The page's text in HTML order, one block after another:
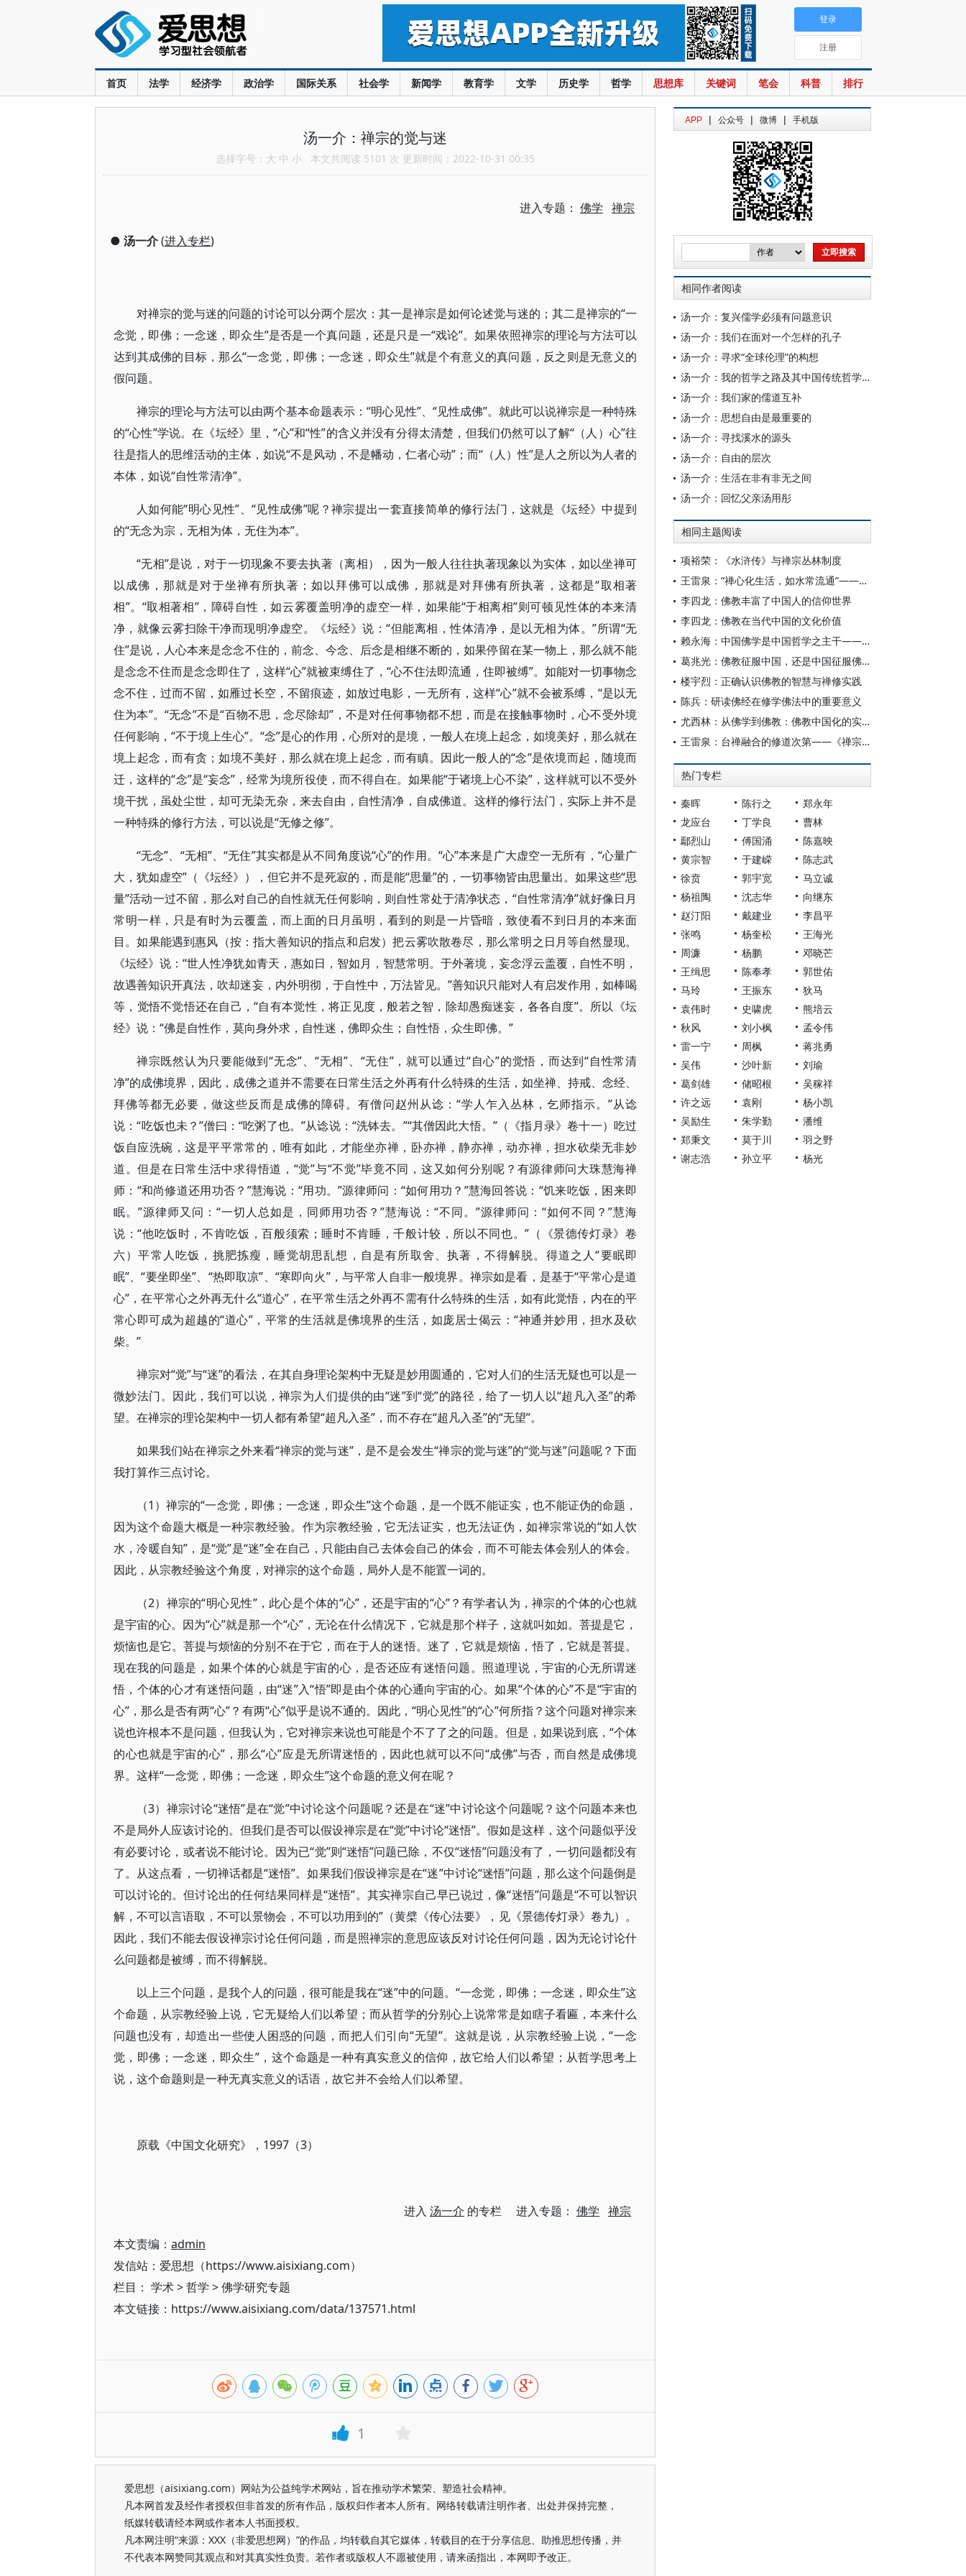
首页 法学 经济学 政治学 国际关系 社会学 新闻学 教育学 文学 历史学 哲学 思想库 关键词 笔会 科普 排行
登录
注册
汤一介：禅宗的觉与迷
选择字号： 大 中 小 本文共阅读 5101 次 更新时间：2022-10-31 00:35
进入专题： 佛学 禅宗
● 汤一介(进入专栏)
对禅宗的觉与迷的问题的讨论可以分两个层次：其一是禅宗是如何论述觉与迷的；其二是禅宗的“一
念觉，即佛；一念迷，即众生”是否是一个真问题，还是只是一“戏论”。如果依照禅宗的理论与方法可以
达到其成佛的目标，那么“一念觉，即佛；一念迷，即众生”就是个有意义的真问题，反之则是无意义的
假问题。
禅宗的理论与方法可以由两个基本命题表示：“明心见性”、“见性成佛”。就此可以说禅宗是一种特殊
的“心性”学说。在《坛经》里，“心”和“性”的含义并没有分得太清楚，但我们仍然可以了解“（人）心”往
往是指人的思维活动的主体，如说“不是风动，不是幡动，仁者心动”；而“（人）性”是人之所以为人者的
本体，如说“自性常清净”。
人如何能“明心见性”、“见性成佛”呢？禅宗提出一套直接简单的修行法门，这就是《坛经》中提到
的“无念为宗，无相为体，无住为本”。
“无相”是说，对于一切现象不要去执著（离相），因为一般人往往执著现象以为实体，如以坐禅可
以成佛，那就是对于坐禅有所执著；如以拜佛可以成佛，那就是对拜佛有所执著，这都是“取相著
相”。“取相著相”，障碍自性，如云雾覆盖明净的虚空一样，如果能“于相离相”则可顿见性体的本来清
净，就像云雾扫除干净而现明净虚空。《坛经》说：“但能离相，性体清净，是以无相为体。”所谓“无
住”是说，人心本来是念念不住的，前念、今念、后念是相继不断的，如果停留在某一物上，那么就不能
是念念不住而是念念即住了，这样“心”就被束缚住了，“心不住法即流通，住即被缚”。如能对一切事物念
念不住，过而不留，如雁过长空，不留痕迹，如放过电影，一无所有，这样“心”就不会被系缚，“是以无
住为本”。“无念”不是“百物不思，念尽除却”，不是对任何事物都不想，而是在接触事物时，心不受外境
任何影响，“不于境上生心”。“念”是心的作用，心所对的是境，一般人在境上起念，如境美好，那么就在
境上起念，而有贪；如境不美好，那么就在境上起念，而有瞋。因此一般人的“念”是依境而起，随境而
迁，这样的“念”是“妄念”，经常为境所役使，而不得自在。如果能“于诸境上心不染”，这样就可以不受外
境干扰，虽处尘世，却可无染无杂，来去自由，自性清净，自成佛道。这样的修行法门，实际上并不是
一种特殊的修行方法，可以说是“无修之修”。
“无念”、“无相”、“无住”其实都是从不同角度说“心”的作用。“心”本来是广大虚空一无所有，“心量广
大，犹如虚空”（《坛经》），但它并不是死寂的，而是能“思量”的，一切事物皆由思量出。如果这些“思
量”活动一过不留，那么对自己的自性就无任何影响，则自性常处于清净状态，“自性常清净”就好像日月
常明一样，只是有时为云覆盖，而上面的日月虽明，看到的则是一片昏暗，致使看不到日月的本来面
目。如果能遇到惠风（按：指大善知识的指点和启发）把云雾吹散卷尽，那么常明之日月等自然显现。
《坛经》说：“世人性净犹如青天，惠如日，智如月，智慧常明。于外著境，妄念浮云盖覆，自性不明，
故遇善知识开真法，吹却迷妄，内外明彻，于自性中，万法皆见。”善知识只能对人有启发作用，如棒喝
等，觉悟不觉悟还在自己，“自有本觉性，将正见度，般若之智，除却愚痴迷妄，各各自度”。所以《坛
经》说：“佛是自性作，莫向身外求，自性迷，佛即众生；自性悟，众生即佛。”
禅宗既然认为只要能做到“无念”、“无相”、“无住”，就可以通过“自心”的觉悟，而达到“自性常清
净”的成佛境界，因此，成佛之道并不需要在日常生活之外再有什么特殊的生活，如坐禅、持戒、念经、
拜佛等都无必要，做这些反而是成佛的障碍。有僧问赵州从谂：“学人乍入丛林，乞师指示。”从谂
说：“吃饭也未？”僧曰：“吃粥了也。”从谂说：“洗钵去。”“其僧因此大悟。”（《指月录》卷十一）吃过
饭自应洗碗，这是平平常常的，唯有如此，才能坐亦禅，卧亦禅，静亦禅，动亦禅，担水砍柴无非妙
道。但是在日常生活中求得悟道，“觉”与“不觉”毕竟不同，这又如何分别呢？有源律师问大珠慧海禅
师：“和尚修道还用功否？”慧海说：“用功。”源律师问：“如何用功？”慧海回答说：“饥来吃饭，困来即
眠。”源律师又问：“一切人总如是，同师用功否？”慧海说：“不同。”源律师问：“如何不同？”慧海
说：“他吃饭时，不肯吃饭，百般须索；睡时不肯睡，千般计较，所以不同也。”（《景德传灯录》卷
六）平常人吃饭，挑肥拣瘦，睡觉胡思乱想，自是有所取舍、执著，不得解脱。得道之人“要眠即
眠”、“要坐即坐”、“热即取凉”、“寒即向火”，与平常人自非一般境界。禅宗如是看，是基于“平常心是道
心”，在平常心之外再无什么“道心”，在平常生活之外再不需有什么特殊的生活，如有此觉悟，内在的平
常心即可成为超越的“道心”，平常的生活就是佛境界的生活，如庞居士偈云：“神通并妙用，担水及砍
柴。”
禅宗对“觉”与“迷”的看法，在其自身理论架构中无疑是妙用圆通的，它对人们的生活无疑也可以是一
微妙法门。因此，我们可以说，禅宗为人们提供的由“迷”到“觉”的路径，给了一切人以“超凡入圣”的希
望。在禅宗的理论架构中一切人都有希望“超凡入圣”，而不存在“超凡入圣”的“无望”。
如果我们站在禅宗之外来看“禅宗的觉与迷”，是不是会发生“禅宗的觉与迷”的“觉与迷”问题呢？下面
我打算作三点讨论。
（1）禅宗的“一念觉，即佛；一念迷，即众生”这个命题，是一个既不能证实，也不能证伪的命题，
因为这个命题大概是一种宗教经验。作为宗教经验，它无法证实，也无法证伪，如禅宗常说的“如人饮
水，冷暖自知”，是“觉”是“迷”全在自己，只能由自己去体会自己的体会，而不可能去体会别人的体会。
因此，从宗教经验这个角度，对禅宗的这个命题，局外人是不能置一词的。
（2）禅宗的“明心见性”，此心是个体的“心”，还是宇宙的“心”？有学者认为，禅宗的个体的心也就
是宇宙的心。因为“心”就是那一个“心”，无论在什么情况下，它就是那个样子，这就叫如如。菩提是它，
烦恼也是它。菩提与烦恼的分别不在于它，而在于人的迷悟。迷了，它就是烦恼，悟了，它就是菩提。
现在我的问题是，如果个体的心就是宇宙的心，是否还应有迷悟问题。照道理说，宇宙的心无所谓迷
悟，个体的心才有迷悟问题，由“迷”入“悟”即是由个体的心通向宇宙的心。如果“个体的心”不是“宇宙的
心”，那么是否有两“心”？有两“心”似乎是说不通的。因此，“明心见性”的“心”何所指？这个问题对禅宗来
说也许根本不是问题，但我认为，它对禅宗来说也可能是个不了了之的问题。但是，如果说到底，“个体
的心也就是宇宙的心”，那么“心”应是无所谓迷悟的，因此也就可以不问“成佛”与否，而自然是成佛境
界。这样“一念觉，即佛；一念迷，即众生”这个命题的意义何在呢？
（3）禅宗讨论“迷悟”是在“觉”中讨论这个问题呢？还是在“迷”中讨论这个问题呢？这个问题本来也
不是局外人应该讨论的。但我们是否可以假设禅宗是在“觉”中讨论“迷悟”。假如是这样，这个问题似乎没
有必要讨论，或者说不能讨论。因为已“觉”则“迷悟”问题已除，不仅“迷悟”问题没有了，一切问题都没有
了。从这点看，一切禅话都是“迷悟”。如果我们假设禅宗是在“迷”中讨论“迷悟”问题，那么这个问题倒是
可以讨论的。但讨论出的任何结果同样是“迷悟”。其实禅宗自己早已说过，像“迷悟”问题是“不可以智识
解，不可以言语取，不可以景物会，不可以功用到的”（黄檗《传心法要》，见《景德传灯录》卷九）。
因此，我们不能去假设禅宗讨论任何问题，而是照禅宗的意思应该反对讨论任何问题，因为无论讨论什
么问题都是被缚，而不得解脱。
以上三个问题，是我个人的问题，很可能是我在“迷”中的问题。“一念觉，即佛；一念迷，即众生”这
个命题，从宗教经验上说，它无疑给人们以希望；而从哲学的分别心上说常常是如瞎子看匾，本来什么
问题也没有，却造出一些使人困惑的问题，而把人们引向“无望”。这就是说，从宗教经验上说，“一念
觉，即佛；一念迷，即众生”，这个命题是一种有真实意义的信仰，故它给人们以希望；从哲学思考上
说，这个命题则是一种无真实意义的话语，故它并不会给人们以希望。
原载《中国文化研究》，1997（3）
进入 汤一介 的专栏 进入专题： 佛学 禅宗
本文责编： admin
发信站：爱思想（https://www.aisixiang.com）
栏目： 学术>哲学 >佛学研究专题
本文链接：https://www.aisixiang.com/data/137571.html
1
爱思想（aisixiang.com）网站为公益纯学术网站，旨在推动学术繁荣、塑造社会精神。
凡本网首发及经作者授权但非首发的所有作品，版权归作者本人所有。网络转载请注明作者、出处并保持完整，
纸媒转载请经本网或作者本人书面授权。
凡本网注明“来源：XXX（非爱思想网）”的作品，均转载自其它媒体，转载目的在于分享信息、助推思想传播，并
不代表本网赞同其观点和对其真实性负责。若作者或版权人不愿被使用，请来函指出，本网即予改正。
APP | 公众号 | 微博 | 手机版
相同作者阅读
汤一介：复兴儒学必须有问题意识
汤一介：我们在面对一个怎样的孔子
汤一介：寻求“全球伦理”的构想
汤一介：我的哲学之路及其中国传统哲学中的问题
汤一介：我们家的儒道互补
汤一介：思想自由是最重要的
汤一介：寻找溪水的源头
汤一介：自由的层次
汤一介：生活在非有非无之间
汤一介：回忆父亲汤用彤
相同主题阅读
项裕荣：《水浒传》与禅宗丛林制度
王雷泉：“禅心化生活，如水常流通”——生活禅破冰解缚的时代意义
李四龙：佛教丰富了中国人的信仰世界
李四龙：佛教在当代中国的文化价值
赖永海：中国佛学是中国哲学之主干——忆孙叔平先生之关注和鼓励佛学研究
葛兆光：佛教征服中国，还是中国征服佛教？
楼宇烈：正确认识佛教的智慧与禅修实践
陈兵：研读佛经在修学佛法中的重要意义
尤西林：从佛学到佛教：佛教中国化的实质
王雷泉：台禅融合的修道次第——《禅宗永嘉集》大意
热门专栏
秦晖 陈行之
郑永年
龙应台
丁学良
曹林
鄢烈山
傅国涌
陈嘉映
黄宗智
于建嵘
陈志武
徐贲
郭宇宽
马立诚
杨祖陶
沈志华
向继东
赵汀阳
戴建业
李昌平
张鸣
杨奎松
王海光
周濂
杨鹏
邓晓芒
王缉思
陈奉孝
郭世佑
马玲
王振东
狄马
袁伟时
史啸虎
熊培云
秋风
刘小枫
孟令伟
雷一宁
周枫
蒋兆勇
吴伟
沙叶新
刘瑜
葛剑雄
储昭根
吴稼祥
许之远
袁刚
杨小凯
吴励生
朱学勤
潘维
郑秉文
莫于川
羽之野
谢志浩
孙立平 杨光